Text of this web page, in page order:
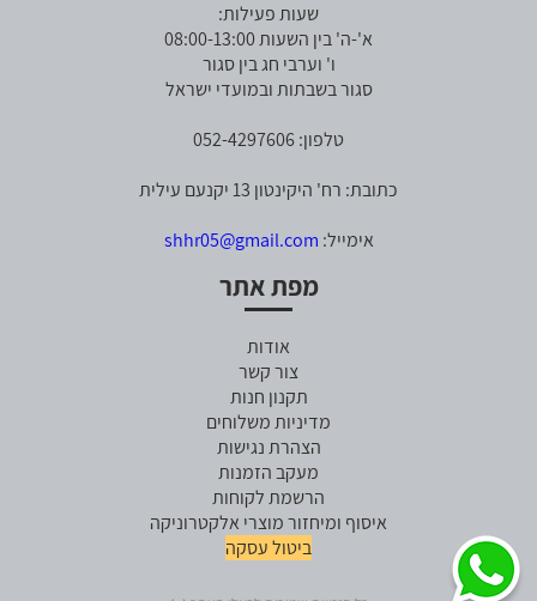
שעות פעילות:
א'-ה' בין השעות 08:00-13:00
ו' וערבי חג בין סגור
סגור בשבתות ובמועדי ישראל
טלפון: 052-4297606
כתובת: רח' היקינטון 13 יקנעם עילית
אימייל: shhr05@gmail.com
מפת אתר
אודות
צור קשר
תקנון חנות
מדיניות משלוחים
הצהרת נגישות
מעקב הזמנות
הרשמת לקוחות
איסוף ומיחזור מוצרי אלקטרוניקה
ביטול עסקה